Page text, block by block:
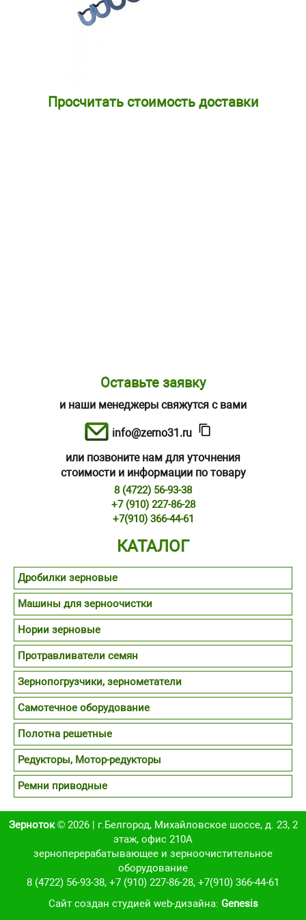
Просчитать стоимость доставки
Оставьте заявку
и наши менеджеры свяжутся с вами
info@zerno31.ru
или позвоните нам для уточнения
стоимости и информации по товару
8 (4722) 56-93-38
+7 (910) 227-86-28
+7(910) 366-44-61
КАТАЛОГ
Дробилки зерновые
Машины для зерноочистки
Нории зерновые
Протравливатели семян
Зернопогрузчики, зернометатели
Самотечное оборудование
Полотна решетные
Редукторы, Мотор-редукторы
Ремни приводные
Зерноток© 2026 | г.Белгород, Михайловское шоссе, д. 23, 2
этаж, офис 210А
зерноперерабатывающее и зерноочистительное
оборудование
8 (4722) 56-93-38, +7 (910) 227-86-28, +7(910) 366-44-61
Cайт создан студией web-дизайна: Genesis